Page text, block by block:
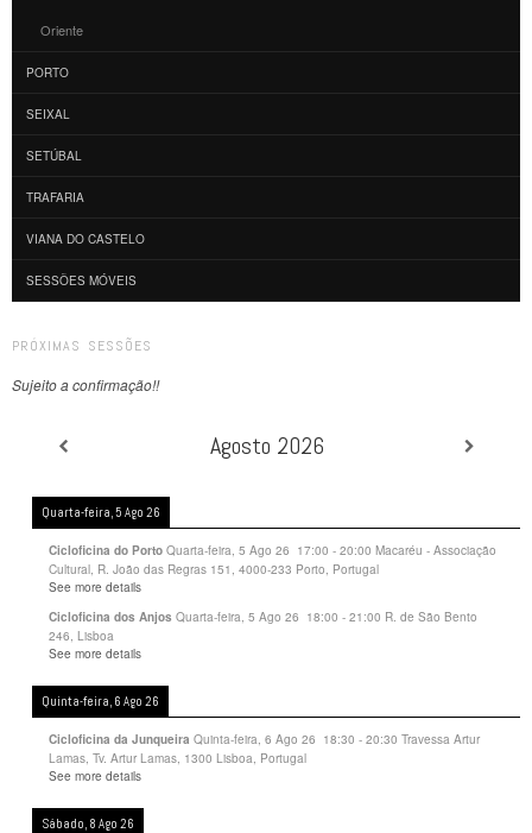
Oriente
PORTO
SEIXAL
SETÚBAL
TRAFARIA
VIANA DO CASTELO
SESSÕES MÓVEIS
PRÓXIMAS SESSÕES
Sujeito a confirmação!!
Agosto 2026
Quarta-feira, 5 Ago 26
Cicloficina do Porto Quarta-feira, 5 Ago 26 17:00 - 20:00 Macaréu - Associação
Cultural, R. João das Regras 151, 4000-233 Porto, Portugal
See more details
Cicloficina dos Anjos Quarta-feira, 5 Ago 26 18:00 - 21:00 R. de São Bento
246, Lisboa
See more details
Quinta-feira, 6 Ago 26
Cicloficina da Junqueira Quinta-feira, 6 Ago 26 18:30 - 20:30 Travessa Artur
Lamas, Tv. Artur Lamas, 1300 Lisboa, Portugal
See more details
Sábado, 8 Ago 26